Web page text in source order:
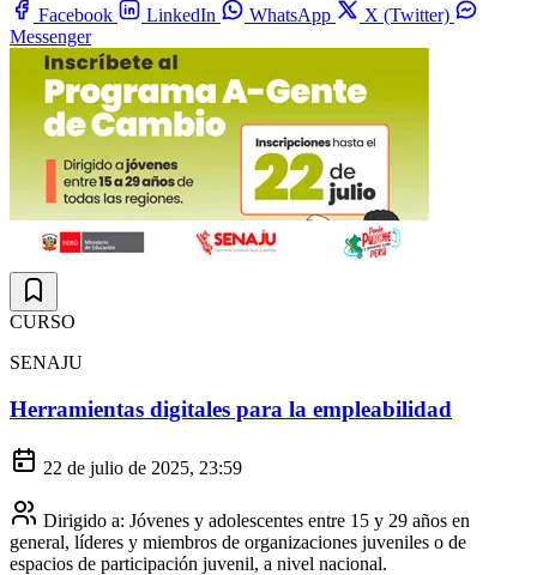
Facebook LinkedIn WhatsApp
X (Twitter)
Messenger
CURSO
SENAJU
Herramientas digitales para la empleabilidad
22 de julio de 2025, 23:59
Dirigido a: Jóvenes y adolescentes entre 15 y 29 años en
general, líderes y miembros de organizaciones juveniles o de
espacios de participación juvenil, a nivel nacional.